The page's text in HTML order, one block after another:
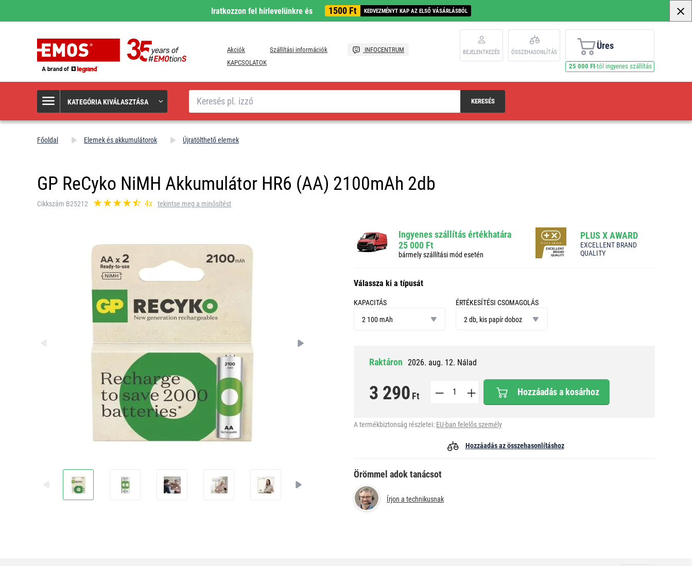
Iratkozzon fel hírlevelünkre és 1500 Ft KEDVEZMÉNYT KAP AZ ELSŐ VÁSÁRLÁSBÓL
Akciók Szállítási információk
INFOCENTRUM
KAPCSOLATOK
BEJELENTKEZÉS ÖSSZEHASONLÍTÁS
Üres
25 000 Ft-tól ingyenes szállítás
KATEGÓRIA KIVÁLASZTÁSA
Keresés
KERESÉS
Főoldal Elemek és akkumulátorok Újratölthető elemek
GP ReCyko NiMH Akkumulátor HR6 (AA) 2100mAh 2db
Cikkszám B25212 4x tekintse meg a minősítést
Ingyenes szállítás értékhatára
25 000 Ft
bármely szállítási mód esetén
PLUS X AWARD
EXCELLENT BRAND
QUALITY
Válassza ki a típusát
KAPACITÁS
2 100 mAh
ÉRTÉKESÍTÉSI CSOMAGOLÁS
csomagolás
2 db, kis papír doboz
Raktáron 2026. aug. 12. Nálad
3 290 Ft Hozzáadás a kosárhoz
A termékbiztonság részletei: EU-ban felelős személy
Hozzáadás az összehasonlításhoz
Örömmel adok tanácsot
Írjon a technikusnak